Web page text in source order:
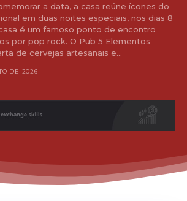
a data, a casa reúne ícones do
em duas noites especiais, nos dias 8
por pop rock. O Pub 5 Elementos
de cervejas artesanais e...
DE 2026